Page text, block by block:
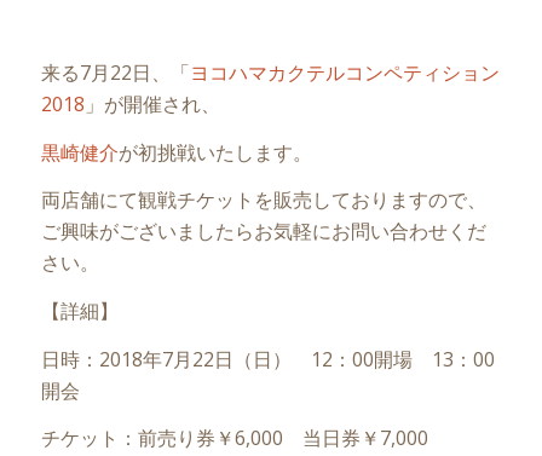
来る7月22日、「ヨコハマカクテルコンペティション
2018 」が開催され、
黒崎健介が初挑戦いたします。
両店舗にて観戦チケットを販売しておりますので、
ご興味がございましたらお気軽にお問い合わせくだ
さい。
【詳細】
日時：2018年7月22日（日） 12：00開場 13：00
開会
チケット：前売り券￥6,000 当日券￥7,000